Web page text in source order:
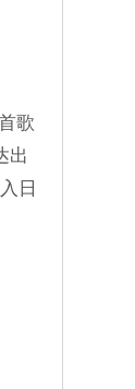
歌
出
日